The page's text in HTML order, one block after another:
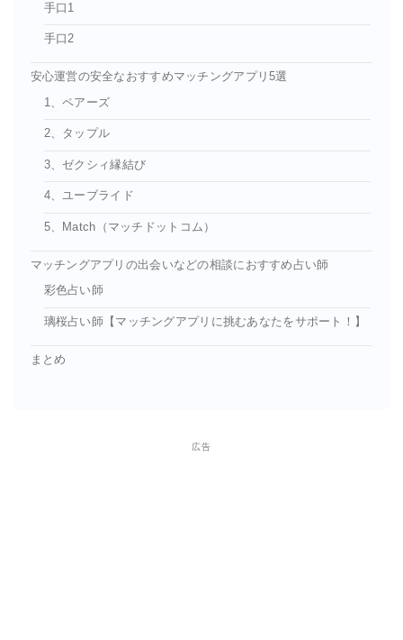
手口1
手口2
安心運営の安全なおすすめマッチングアプリ5選
1、ペアーズ
2、タップル
3、ゼクシィ縁結び
4、ユーブライド
5、Match（マッチドットコム）
マッチングアプリの出会いなどの相談におすすめ占い師
彩色占い師
璃桜占い師【マッチングアプリに挑むあなたをサポート！】
まとめ
広告